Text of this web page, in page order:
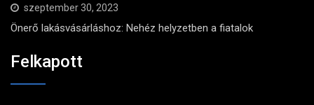
szeptember 30, 2023
Önerő lakásvásárláshoz: Nehéz helyzetben a fiatalok
Felkapott